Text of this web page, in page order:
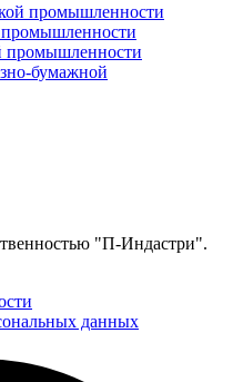
промышленности
промышленности
промышленности
бумажной
"П-Индастри".
данных